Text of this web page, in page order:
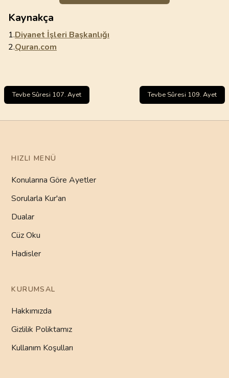
Kaynakça
1.Diyanet İşleri Başkanlığı
2.Quran.com
Tevbe Sûresi 107. Ayet Tevbe Sûresi 109. Ayet
HIZLI MENÜ
Konularına Göre Ayetler
Sorularla Kur'an
Dualar
Cüz Oku
Hadisler
KURUMSAL
Hakkımızda
Gizlilik Poliktamız
Kullanım Koşulları